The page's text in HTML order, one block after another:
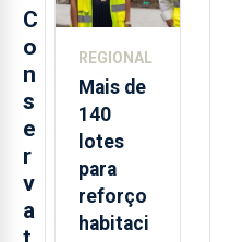
C
o
n
s
e
r
v
a
REGIONAL
Mais de
140
lotes
para
reforço
habitaci